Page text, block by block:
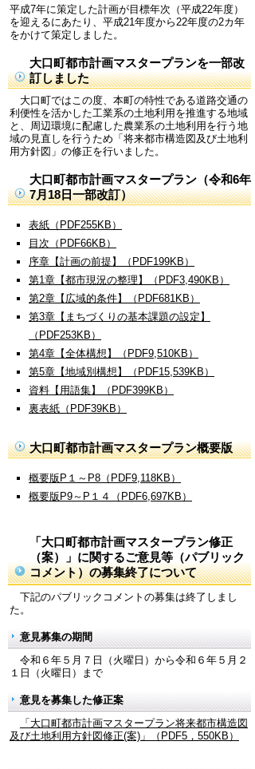
平成7年に策定した計画が目標年次（平成22年度）
を迎えるにあたり、平成21年度から22年度の2カ年
をかけて策定しました。
大口町都市計画マスタープランを一部改
訂しました
大口町ではこの度、本町の特性である道路交通の
利便性を活かした工業系の土地利用を推進する地域
と、周辺環境に配慮した農業系の土地利用を行う地
域の見直しを行うため「将来都市構造図及び土地利
用方針図」の修正を行いました。
大口町都市計画マスタープラン（令和6年
7月18日一部改訂）
表紙（PDF255KB）
目次（PDF66KB）
序章【計画の前提】（PDF199KB）
第1章【都市現況の整理】（PDF3,490KB）
第2章【広域的条件】（PDF681KB）
第3章【まちづくりの基本課題の設定】
（PDF253KB）
第4章【全体構想】（PDF9,510KB）
第5章【地域別構想】（PDF15,539KB）
資料【用語集】（PDF399KB）
裏表紙（PDF39KB）
大口町都市計画マスタープラン概要版
概要版P１～P8（PDF9,118KB）
概要版P9～P１４（PDF6,697KB）
「大口町都市計画マスタープラン修正
（案）」に関するご意見等（パブリック
コメント）の募集終了について
下記のパブリックコメントの募集は終了しまし
た。
意見募集の期間
令和６年５月７日（火曜日）から令和６年５月２
１日（火曜日）まで
意見を募集した修正案
「大口町都市計画マスタープラン将来都市構造図
及び土地利用方針図修正(案)」（PDF5，550KB）